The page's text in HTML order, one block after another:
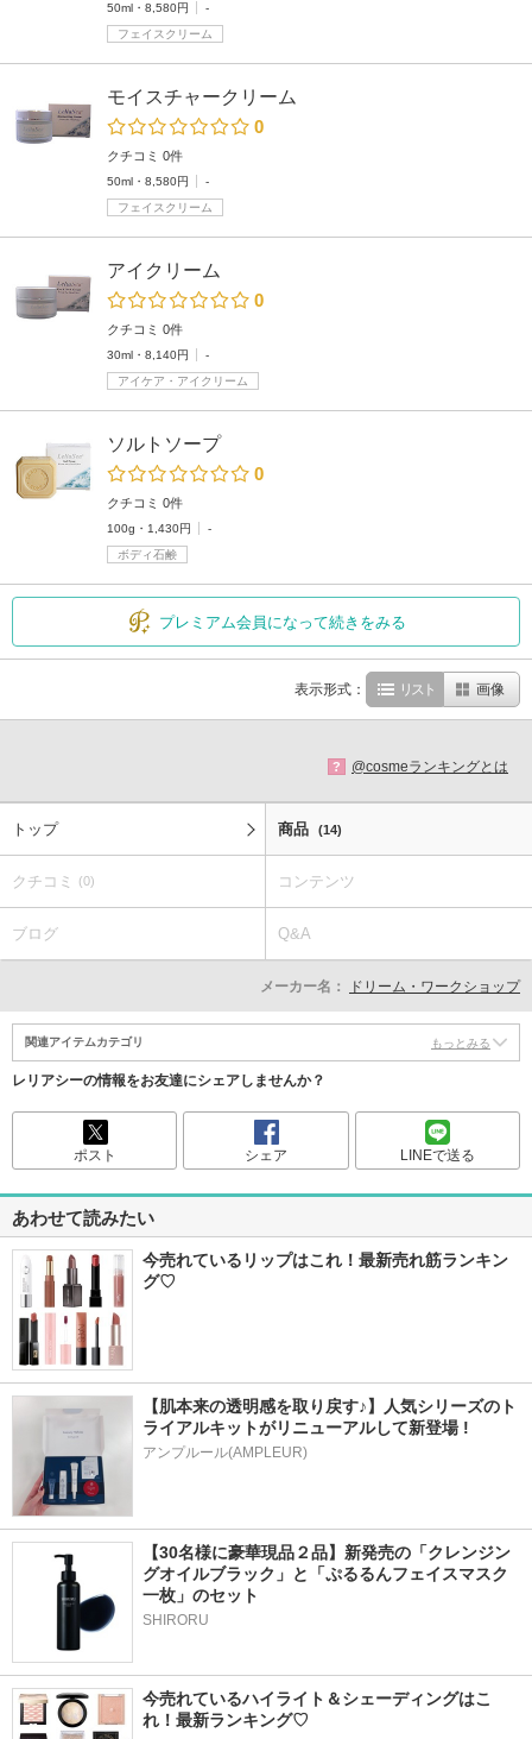
50ml・8,580円
-
フェイスクリーム
モイスチャークリーム
0
クチコミ 0件
50ml・8,580円
-
フェイスクリーム
アイクリーム
0
クチコミ 0件
30ml・8,140円
-
アイケア・アイクリーム
ソルトソープ
0
クチコミ 0件
100g・1,430円
-
ボディ石鹸
プレミアム会員になって続きをみる
表示形式： リスト 画像
? @cosmeランキングとは
トップ 商品 (14)
クチコミ (0) コンテンツ
ブログ Q&A
メーカー名： ドリーム・ワークショップ
関連アイテムカテゴリ もっとみる
レリアシーの情報をお友達にシェアしませんか？
ポスト シェア LINEで送る
あわせて読みたい
今売れているリップはこれ！最新売れ筋ランキン
グ♡
【肌本来の透明感を取り戻す♪】人気シリーズのト
ライアルキットがリニューアルして新登場 !
アンプルール(AMPLEUR)
【30名様に豪華現品２品】新発売の「クレンジン
グオイルブラック」と「ぷるるんフェイスマスク
一枚」のセット
SHIRORU
今売れているハイライト＆シェーディングはこ
れ！最新ランキング♡